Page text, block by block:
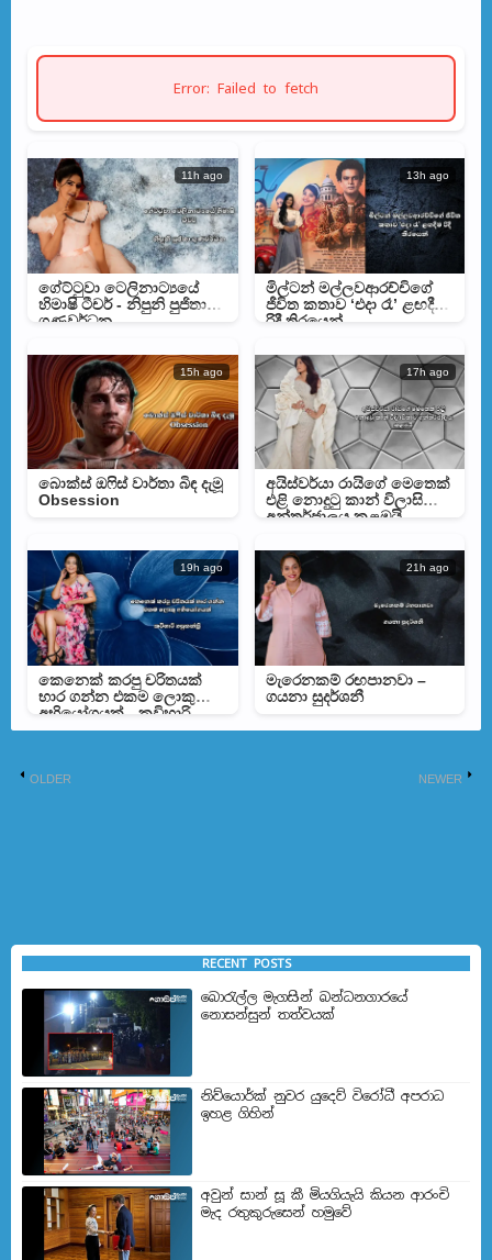
Error: Failed to fetch
11h ago
ගේට්ටුවා ටෙලිනාට්‍යයේ
හිමාෂි ටීචර් - නිපුනි පුජිතා
ගුණවර්ධන
13h ago
මිල්ටන් මල්ලවආරච්චිගේ
ජීවිත කතාව ‘එදා රෑ’ ළඟදීම
රිදී තිරයෙන්
15h ago
බොක්ස් ඔෆිස් වාර්තා බිඳ දැමූ
Obsession
17h ago
අයිස්වර්යා රායිගේ මෙතෙක්
එළි නොදුටු කාන් විලාසිතාව
අන්තර්ජාලය කළඹයි
19h ago
කෙනෙක් කරපු චරිතයක්
භාර ගන්න එකම ලොකු
අභියෝගයක් - කවිහාරි
හපුතන්ත්‍රි
21h ago
මැරෙනකම් රඟපානවා –
ගයනා සුදර්ශනී
NEWER
OLDER
RECENT POSTS
බොරැල්ල මැගසින් බන්ධනගාරයේ
නොසන්සුන් තත්වයක්
නිව්යොර්ක් නුවර යුදෙව් විරෝධී අපරාධ
ඉහළ ගිහින්
අවුන් සාන් සූ කී මියගියැයි කියන ආරංචි
මැද රතුකුරුසෙන් හමුවේ